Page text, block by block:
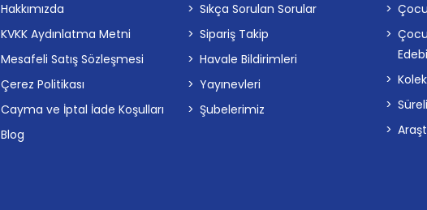
Hakkımızda
KVKK Aydınlatma Metni
Mesafeli Satış Sözleşmesi
Çerez Politikası
Cayma ve İptal İade Koşulları
Blog
Sıkça Sorulan Sorular
Sipariş Takip
Havale Bildirimleri
Yayınevleri
Şubelerimiz